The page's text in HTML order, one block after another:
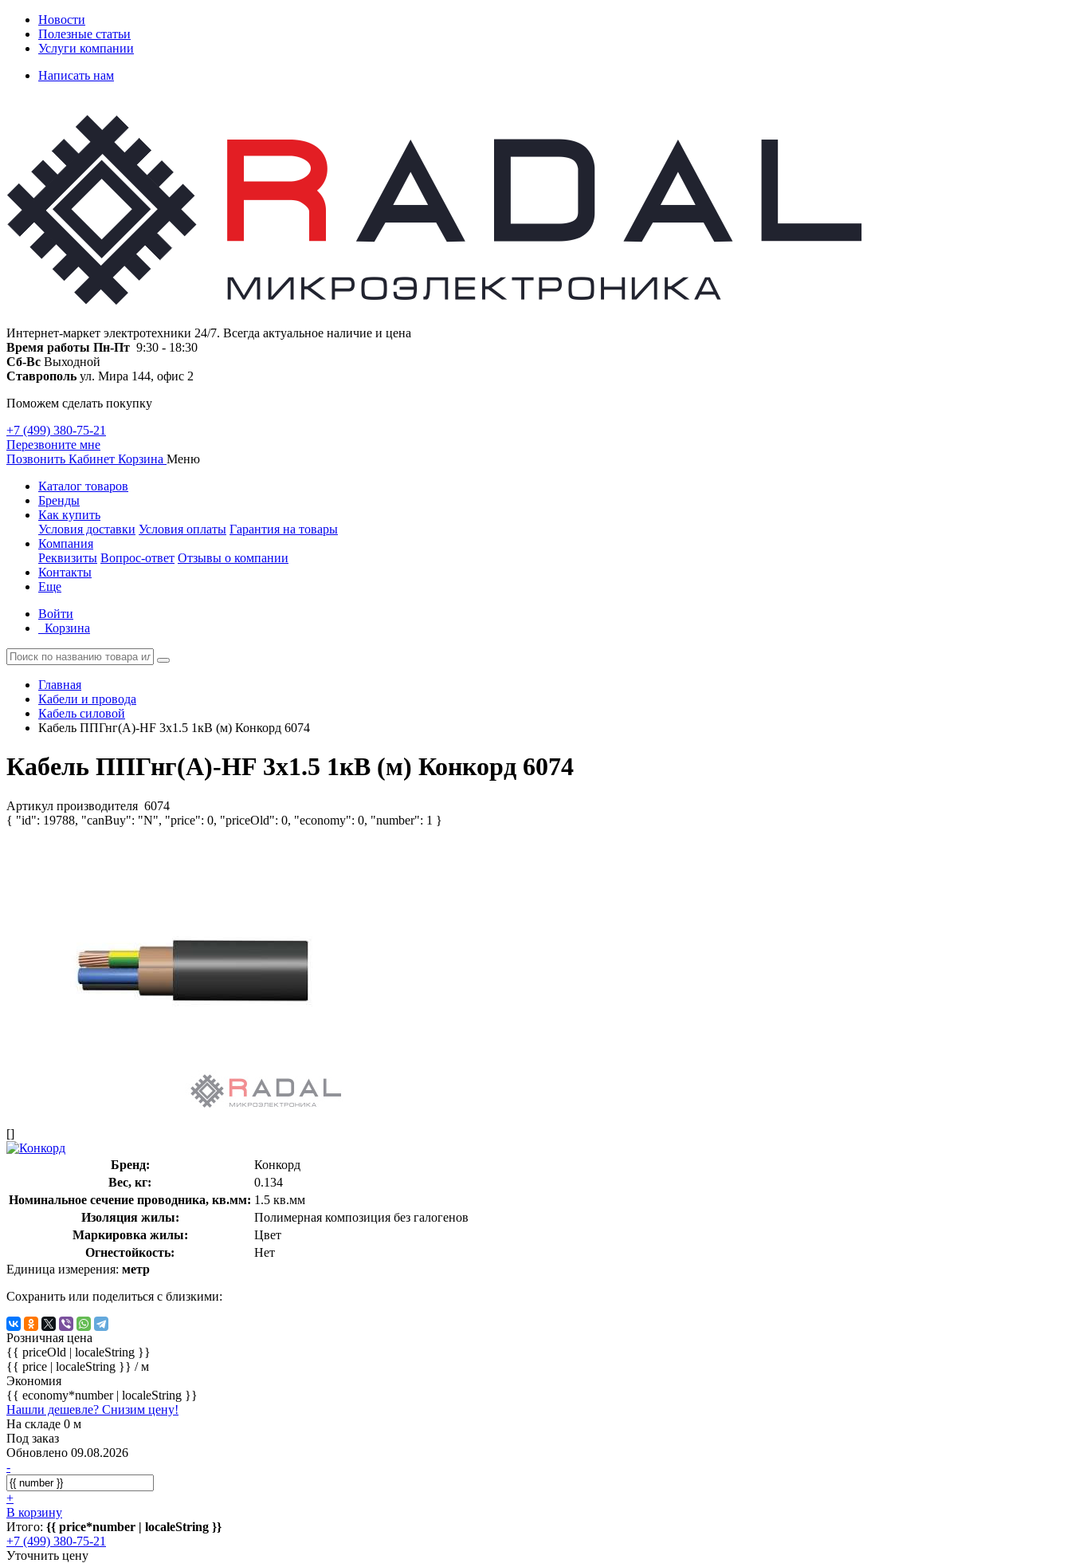
Новости
Полезные статьи
Услуги компании
Написать нам
Интернет-маркет электротехники 24/7. Всегда актуальное наличие и цена
Время работы Пн-Пт 9:30 - 18:30
Сб-Вс Выходной
Ставрополь ул. Мира 144, офис 2
Поможем сделать покупку
+7 (499) 380-75-21
Перезвоните мне
Позвонить Кабинет Корзина Меню
Каталог товаров
Бренды
Как купить
Условия доставки Условия оплаты Гарантия на товары
Компания
Реквизиты Вопрос-ответ Отзывы о компании
Контакты
Еще
Войти
Корзина
Главная
Кабели и провода
Кабель силовой
Кабель ППГнг(А)-HF 3х1.5 1кВ (м) Конкорд 6074
Кабель ППГнг(А)-HF 3х1.5 1кВ (м) Конкорд 6074
Артикул производителя 6074
{ "id": 19788, "canBuy": "N", "price": 0, "priceOld": 0, "economy": 0, "number": 1 }
[]
Бренд:
Конкорд
Вес, кг:
0.134
Номинальное сечение проводника, кв.мм: 1.5 кв.мм
Изоляция жилы:
Полимерная композиция без галогенов
Маркировка жилы:
Цвет
Огнестойкость:
Нет
Единица измерения: метр
Сохранить или поделиться с близкими:
Розничная цена
{{ priceOld | localeString }}
{{ price | localeString }} / м
Экономия
{{ economy*number | localeString }}
Нашли дешевле? Снизим цену!
На складе 0 м
Под заказ
Обновлено 09.08.2026
-
+
В корзину
Итого: {{ price*number | localeString }}
+7 (499) 380-75-21
Уточнить цену